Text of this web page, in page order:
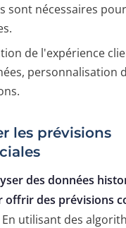
sont nécessaires
de l'expérience
personnalisation
les prévisions
des données
offrir des prévisions
En utilisant des